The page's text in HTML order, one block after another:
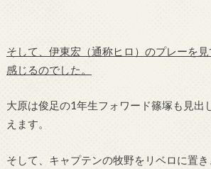
そして、伊東宏（通称ヒロ）のプレーを
感じるのでした。
大原は俊足の1年生フォワード篠塚も見出
えます。
そして、キャプテンの牧野をリベロに置き